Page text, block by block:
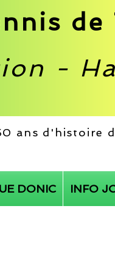
de
-
ans d'histoire
DONIC INFO